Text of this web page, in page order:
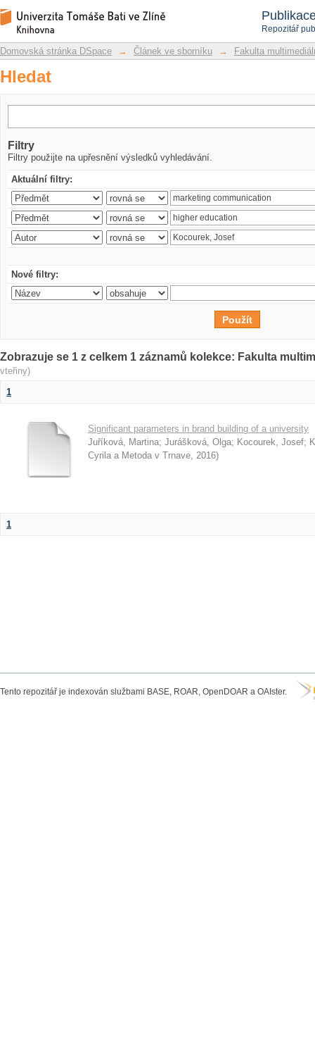
Repozitář
Hledat
Repozitář DSpace/Manakin
Domovská stránka DSpace → Článek ve sborníku → Fakulta
Hledat
Filtry
Filtry použijte na upřesnění výsledků vyhledávání.
Aktuální filtry:
Nové filtry:
Zobrazuje se 1 z celkem 1 záznamů kolekce: Fakulta
vteřiny)
1
Significant parameters in brand building of a university
Juříková, Martina; Jurášková, Olga; Kocourek, Josef;
Cyrila a Metoda v Trnave, 2016)
1
Tento repozitář je indexován službami BASE, ROAR, OpenDOAR a OAIster.